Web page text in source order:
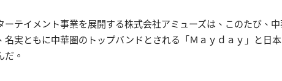
ーテイメント事業を展開する株式会社アミューズは、このたび、
名実ともに中華圏のトップバンドとされる「Ｍａｙｄａｙ」と日
だ。